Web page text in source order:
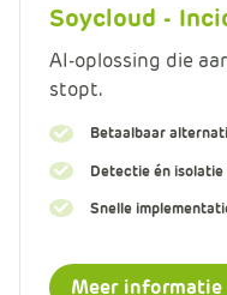
Soycloud -
AI-oplossing die
stopt.
Betaalbaar
Detectie én isolatie
Snelle
Meer informatie